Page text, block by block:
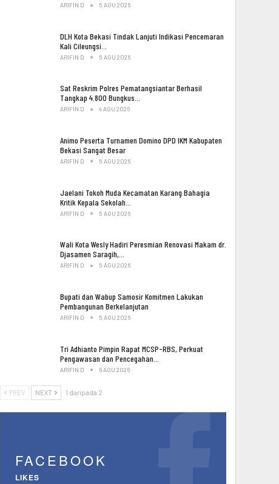
ARIFIN D 5 AGU 2026
DLH Kota Bekasi Tindak Lanjuti Indikasi Pencemaran
Kali Cileungsi…
ARIFIN D 5 AGU 2026
Sat Reskrim Polres Pematangsiantar Berhasil
Tangkap 4.800 Bungkus…
ARIFIN D 4 AGU 2026
Animo Peserta Turnamen Domino DPD IKM Kabupaten
Bekasi Sangat Besar
ARIFIN D 5 AGU 2026
Jaelani Tokoh Muda Kecamatan Karang Bahagia
Kritik Kepala Sekolah…
ARIFIN D 5 AGU 2026
Wali Kota Wesly Hadiri Peresmian Renovasi Makam dr.
Djasamen Saragih,…
ARIFIN D 5 AGU 2026
Bupati dan Wabup Samosir Komitmen Lakukan
Pembangunan Berkelanjutan
ARIFIN D 5 AGU 2026
Tri Adhianto Pimpin Rapat MCSP-RBS, Perkuat
Pengawasan dan Pencegahan…
ARIFIN D 6 AGU 2026
PREV NEXT 1 daripada 2
FACEBOOK
LIKES